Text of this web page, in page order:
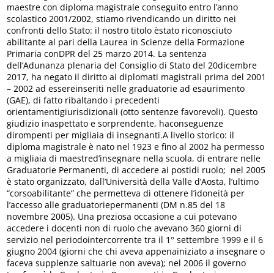
maestre con diploma magistrale conseguito entro l’anno
scolastico 2001/2002, stiamo rivendicando un diritto nei
confronti dello Stato: il nostro titolo èstato riconosciuto
abilitante al pari della Laurea in Scienze della Formazione
Primaria conDPR del 25 marzo 2014. La sentenza
dell’Adunanza plenaria del Consiglio di Stato del 20dicembre
2017, ha negato il diritto ai diplomati magistrali prima del 2001
– 2002 ad essereinseriti nelle graduatorie ad esaurimento
(GAE), di fatto ribaltando i precedenti
orientamentigiurisdizionali (otto sentenze favorevoli). Questo
giudizio inaspettato e sorprendente, haconseguenze
dirompenti per migliaia di insegnanti.A livello storico: il
diploma magistrale è nato nel 1923 e fino al 2002 ha permesso
a migliaia di maestred’insegnare nella scuola, di entrare nelle
Graduatorie Permanenti, di accedere ai postidi ruolo; nel 2005
è stato organizzato, dall’Università della Valle d’Aosta, l’ultimo
“corsoabilitante” che permetteva di ottenere l’idoneità per
l’accesso alle graduatoriepermanenti (DM n.85 del 18
novembre 2005). Una preziosa occasione a cui potevano
accedere i docenti non di ruolo che avevano 360 giorni di
servizio nel periodointercorrente tra il 1° settembre 1999 e il 6
giugno 2004 (giorni che chi aveva appenainiziato a insegnare o
faceva supplenze saltuarie non aveva); nel 2006 il governo